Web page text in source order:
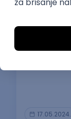
17.05.2024.